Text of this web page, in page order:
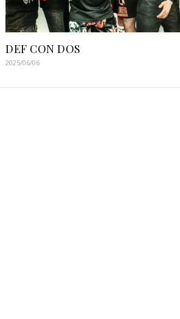
DEF CON DOS
2025/06/06